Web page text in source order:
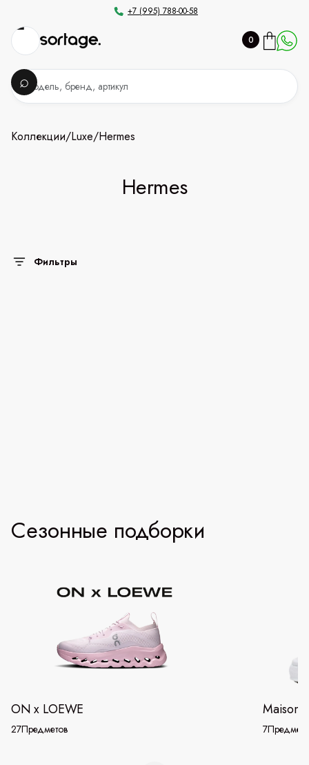
+7 (995) 788-00-58
0
Коллекции/Luxe/Hermes
Hermes
Фильтры
Сезонные подборки
ON x LOEWE
27Предметов
Maison
7